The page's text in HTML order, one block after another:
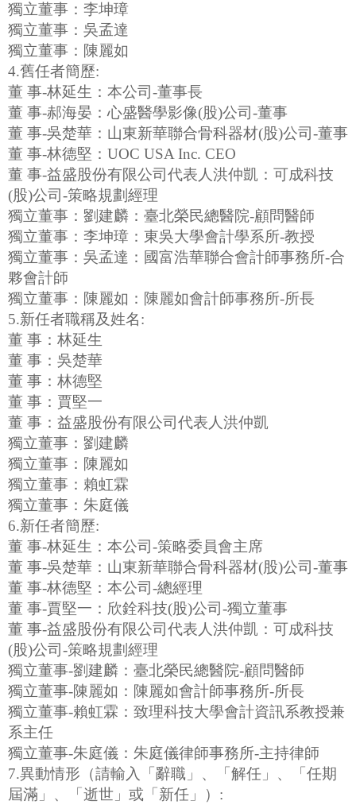
獨立董事：李坤璋
獨立董事：吳孟達
獨立董事：陳麗如
4.舊任者簡歷:
董 事-林延生：本公司-董事長
董 事-郝海晏：心盛醫學影像(股)公司-董事
董 事-吳楚華：山東新華聯合骨科器材(股)公司-董事
董 事-林德堅：UOC USA Inc. CEO
董 事-益盛股份有限公司代表人洪仲凱：可成科技
(股)公司-策略規劃經理
獨立董事：劉建麟：臺北榮民總醫院-顧問醫師
獨立董事：李坤璋：東吳大學會計學系所-教授
獨立董事：吳孟達：國富浩華聯合會計師事務所-合
夥會計師
獨立董事：陳麗如：陳麗如會計師事務所-所長
5.新任者職稱及姓名:
董 事：林延生
董 事：吳楚華
董 事：林德堅
董 事：賈堅一
董 事：益盛股份有限公司代表人洪仲凱
獨立董事：劉建麟
獨立董事：陳麗如
獨立董事：賴虹霖
獨立董事：朱庭儀
6.新任者簡歷:
董 事-林延生：本公司-策略委員會主席
董 事-吳楚華：山東新華聯合骨科器材(股)公司-董事
董 事-林德堅：本公司-總經理
董 事-賈堅一：欣銓科技(股)公司-獨立董事
董 事-益盛股份有限公司代表人洪仲凱：可成科技
(股)公司-策略規劃經理
獨立董事-劉建麟：臺北榮民總醫院-顧問醫師
獨立董事-陳麗如：陳麗如會計師事務所-所長
獨立董事-賴虹霖：致理科技大學會計資訊系教授兼
系主任
獨立董事-朱庭儀：朱庭儀律師事務所-主持律師
7.異動情形（請輸入「辭職」、「解任」、「任期
屆滿」、「逝世」或「新任」）: